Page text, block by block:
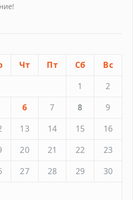
Чт Пт Сб
Вс
1
2
6 7 8
9
13 14 15
16
20 21 22
23
27 28 29
30